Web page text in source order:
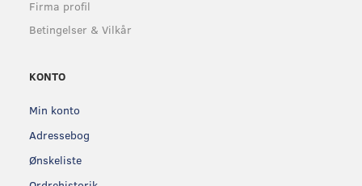
Firma profil
Betingelser & Vilkår
KONTO
Min konto
Adressebog
Ønskeliste